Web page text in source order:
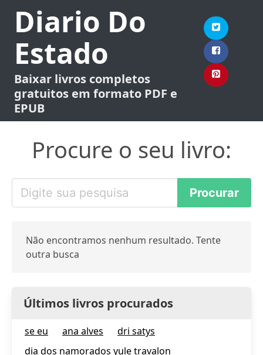
Diario Do
Estado
Baixar livros completos
gratuitos em formato PDF e
EPUB
Procure o seu livro:
Não encontramos nenhum resultado. Tente
outra busca
Últimos livros procurados
se eu ana alves
dri satys
dia dos namorados yule travalon